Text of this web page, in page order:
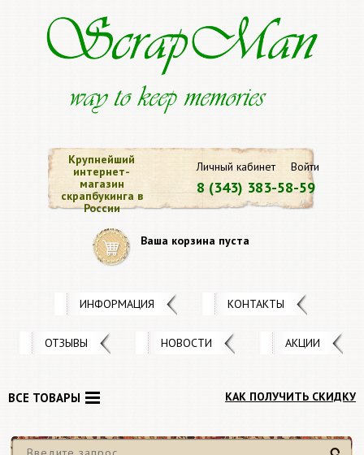
Личный кабинет Войти
8 (343) 383-58-59
Крупнейший
интернет-
магазин
скрапбукинга в
России
Ваша корзина пуста
ИНФОРМАЦИЯ КОНТАКТЫ
ОТЗЫВЫ НОВОСТИ АКЦИИ
КАК ПОЛУЧИТЬ СКИДКУ
ВСЕ ТОВАРЫ